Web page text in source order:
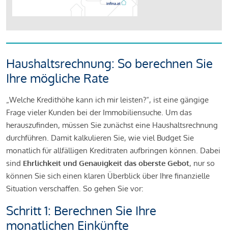
Haushaltsrechnung: So berechnen Sie
Ihre mögliche Rate
„Welche Kredithöhe kann ich mir leisten?“, ist eine gängige
Frage vieler Kunden bei der Immobiliensuche. Um das
herauszufinden, müssen Sie zunächst eine Haushaltsrechnung
durchführen. Damit kalkulieren Sie, wie viel Budget Sie
monatlich für allfälligen Kreditraten aufbringen können. Dabei
sind Ehrlichkeit und Genauigkeit das oberste Gebot, nur so
können Sie sich einen klaren Überblick über Ihre finanzielle
Situation verschaffen. So gehen Sie vor:
Schritt 1: Berechnen Sie Ihre
monatlichen Einkünfte